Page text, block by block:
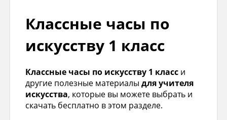
Классные часы по
искуcству 1 класс
Классные часы по искуcству 1 класс и
другие полезные материалы для учителя
искусcтва, которые вы можете выбрать и
скачать бесплатно в этом разделе.